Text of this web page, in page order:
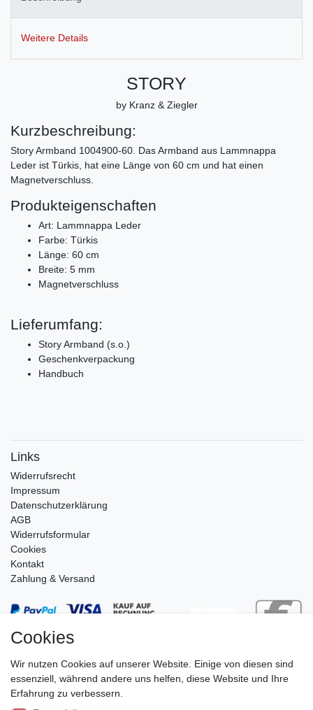
Weitere Details
STORY
by Kranz & Ziegler
Kurzbeschreibung:
Story Armband 1004900-60. Das Armband aus Lammnappa
Leder ist Türkis, hat eine Länge von 60 cm und hat einen
Magnetverschluss.
Produkteigenschaften
Art: Lammnappa Leder
Farbe: Türkis
Länge: 60 cm
Breite: 5 mm
Magnetverschluss
Lieferumfang:
Story Armband (s.o.)
Geschenkverpackung
Handbuch
Links
Widerrufs­recht
Impressum
Daten­schutz­erklärung
AGB
Widerrufsformular
Cookies
Kontakt
Zahlung & Versand
Cookies
Wir nutzen Cookies auf unserer Website. Einige von diesen sind
essenziell, während andere uns helfen, diese Website und Ihre
Erfahrung zu verbessern.